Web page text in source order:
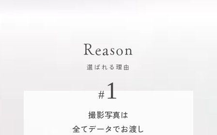
Reason
選ばれる理由
撮影写真は
全てデータでお渡し